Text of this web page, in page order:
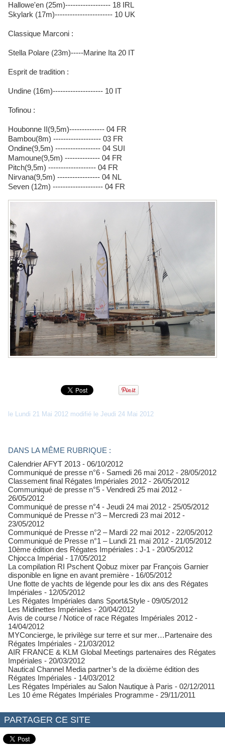
Hallowe'en (25m)------------------ 18 IRL
Skylark (17m)----------------------- 10 UK
Classique Marconi :
Stella Polare (23m)-----Marine Ita 20 IT
Esprit de tradition :
Undine (16m)-------------------- 10 IT
Tofinou :
Houbonne II(9,5m)-------------- 04 FR
Bambou(8m) ------------------- 03 FR
Ondine(9,5m) ------------------ 04 SUI
Mamoune(9,5m) -------------- 04 FR
Pitch(9,5m) ------------------- 04 FR
Nirvana(9,5m) ----------------- 04 NL
Seven (12m) -------------------- 04 FR
le Lundi 21 Mai 2012 modifié le Jeudi 24 Mai 2012
DANS LA MÊME RUBRIQUE :
Calendrier AFYT 2013 - 06/10/2012
Communiqué de presse n°6 - Samedi 26 mai 2012 - 28/05/2012
Classement final Régates Impériales 2012 - 26/05/2012
Communiqué de presse n°5 - Vendredi 25 mai 2012 -
26/05/2012
Communiqué de presse n°4 - Jeudi 24 mai 2012 - 25/05/2012
Communiqué de Presse n°3 – Mercredi 23 mai 2012 -
23/05/2012
Communiqué de Presse n°2 – Mardi 22 mai 2012 - 22/05/2012
Communiqué de Presse n°1 – Lundi 21 mai 2012 - 21/05/2012
10ème édition des Régates Impériales : J-1 - 20/05/2012
Chjocca Impérial - 17/05/2012
La compilation RI Pschent Qobuz mixer par François Garnier
disponible en ligne en avant première - 16/05/2012
Une flotte de yachts de légende pour les dix ans des Régates
Impériales - 12/05/2012
Les Régates Impériales dans Sport&Style - 09/05/2012
Les Midinettes Impériales - 20/04/2012
Avis de course / Notice of race Régates Impériales 2012 -
14/04/2012
MYConcierge, le privilège sur terre et sur mer…Partenaire des
Régates Impériales - 21/03/2012
AIR FRANCE & KLM Global Meetings partenaires des Régates
Impériales - 20/03/2012
Nautical Channel Media partner’s de la dixième édition des
Régates Impériales - 14/03/2012
Les Régates Impériales au Salon Nautique à Paris - 02/12/2011
Les 10 éme Régates Impériales Programme - 29/11/2011
PARTAGER CE SITE